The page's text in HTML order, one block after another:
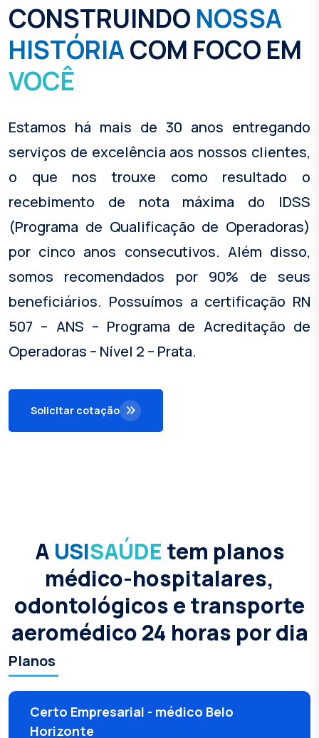
CONSTRUINDO NOSSA
HISTÓRIACOM FOCO EM
VOCÊ
Estamos há mais de 30 anos entregando
serviços de excelência aos nossos clientes,
o que nos trouxe como resultado o
recebimento de nota máxima do IDSS
(Programa de Qualificação de Operadoras)
por cinco anos consecutivos. Além disso,
somos recomendados por 90% de seus
beneficiários. Possuímos a certificação RN
507 – ANS – Programa de Acreditação de
Operadoras – Nível 2 – Prata.
Solicitar cotação
A USISAÚDE tem planos
médico-hospitalares,
odontológicos e transporte
aeromédico 24 horas por dia
Planos
Certo Empresarial - médico Belo
Horizonte